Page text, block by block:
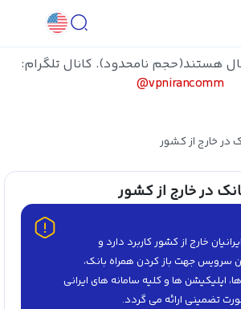
هستند(حجم نامحدود). کانال تلگرام:
vpnirancomm@
در خارج از کشور
در خارج از کشور
خارج از کشور کاربرد دارد و
سرویس جهت باز کردن همراه بانک،
اپلیکیشن ها و کلیه سامانه های ایرانی
تضمینی ارائه می گردد.